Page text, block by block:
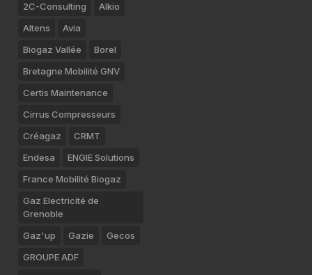
2C-Consulting
Alkio
Altens
Avia
Biogaz Vallée
Borel
Bretagne Mobilité GNV
Certis Maintenance
Cirrus Compresseurs
Créagaz
CRMT
Endesa
ENGIE Solutions
France Mobilité Biogaz
Gaz Electricité de
Grenoble
Gaz'up
Gazie
Gecos
GROUPE ADF